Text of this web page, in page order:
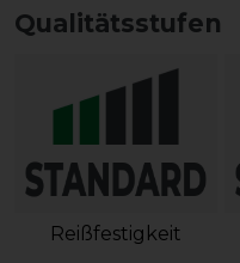
Qualitätsstufen
Reißfestigkeit